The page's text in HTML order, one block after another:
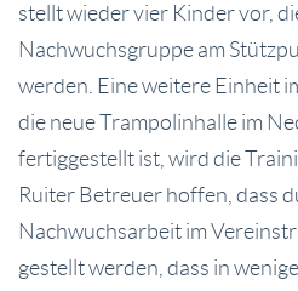
stellt wieder vier Kinder vor,
Nachwuchsgruppe am
werden. Eine weitere Einheit
die neue Trampolinhalle im
fertiggestellt ist, wird die
Ruiter Betreuer hoffen, dass
Nachwuchsarbeit im
gestellt werden, dass in